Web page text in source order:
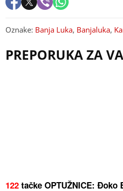
Oznake: Banja Luka, Banjaluka,
PREPORUKA ZA
122 tačke OPTUŽNICE: Đoko